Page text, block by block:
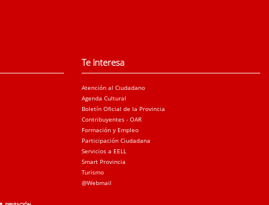
Te interesa
Atención al Ciudadano
Agenda Cultural
Boletín Oficial de la Provincia
Contribuyentes - OAR
Formación y Empleo
Participación Ciudadana
Servicios a EELL
Smart Provincia
Turismo
@Webmail